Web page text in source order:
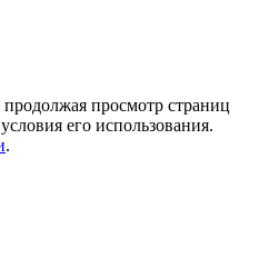
просмотр страниц
его использования.
.